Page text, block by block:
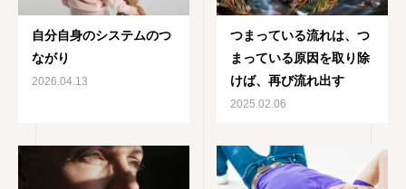
自分自身のシステムのつ
ながり
2026.04.13
つまっている流れは、つ
まっている原因を取り除
けば、再び流れ出す
2025.02.06